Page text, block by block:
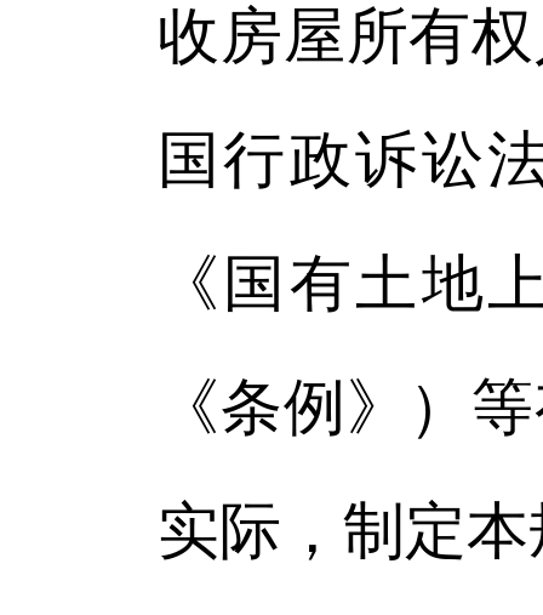
收房屋所有
国行政诉讼
《国有土地
《条例》）
实际，制定